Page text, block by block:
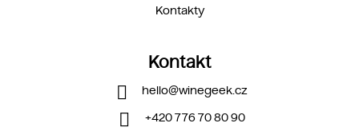
Kontakty
Kontakt
hello@winegeek.cz
+420 776 70 80 90